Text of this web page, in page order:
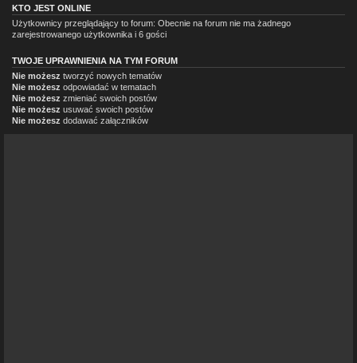
KTO JEST ONLINE
Użytkownicy przeglądający to forum: Obecnie na forum nie ma żadnego
zarejestrowanego użytkownika i 6 gości
TWOJE UPRAWNIENIA NA TYM FORUM
Nie możesz tworzyć nowych tematów
Nie możesz odpowiadać w tematach
Nie możesz zmieniać swoich postów
Nie możesz usuwać swoich postów
Nie możesz dodawać załączników